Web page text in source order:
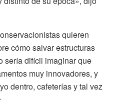
quieren
cómo salvar estructuras
sería difícil imaginar que
muy innovadores, y
dentro, cafeterías y tal vez